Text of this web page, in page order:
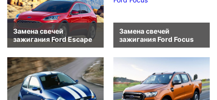
Замена свечей
зажигания Ford Escape
Замена свечей
зажигания Ford Focus